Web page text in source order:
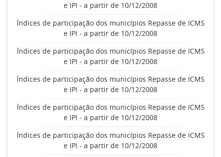
e IPI - a partir de 10/12/2008
Índices de participação dos municípios Repasse de ICMS
e IPI - a partir de 10/12/2008
Índices de participação dos municípios Repasse de ICMS
e IPI - a partir de 10/12/2008
Índices de participação dos municípios Repasse de ICMS
e IPI - a partir de 10/12/2008
Índices de participação dos municípios Repasse de ICMS
e IPI - a partir de 10/12/2008
Índices de participação dos municípios Repasse de ICMS
e IPI - a partir de 10/12/2008